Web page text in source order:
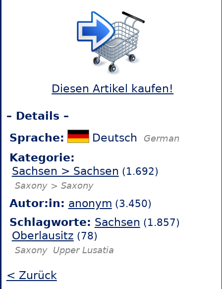
Diesen Artikel kaufen!
– Details –
Sprache:
Deutsch German
Kategorie:
Sachsen > Sachsen (1.692)
Saxony > Saxony
Autor:in: anonym (3.450)
Schlagworte: Sachsen (1.857)
Oberlausitz (78)
Saxony Upper Lusatia
< Zurück